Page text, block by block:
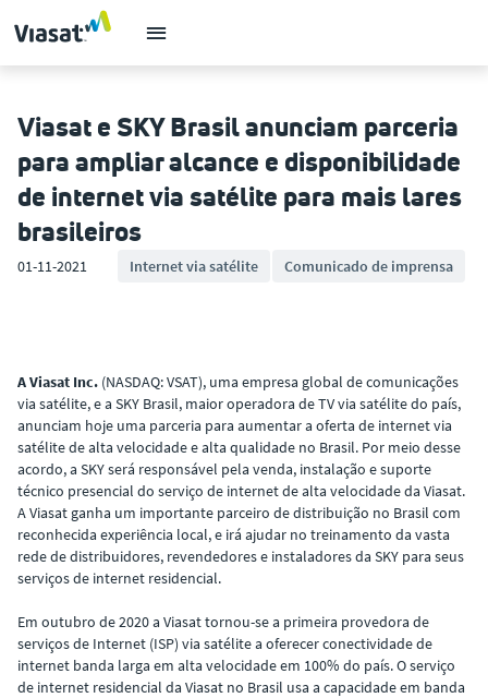
Viasat e SKY Brasil anunciam parceria
para ampliar alcance e disponibilidade
de internet via satélite para mais lares
brasileiros
01-11-2021 Internet via satélite Comunicado de imprensa
A Viasat Inc. (NASDAQ: VSAT), uma empresa global de comunicações
via satélite, e a SKY Brasil, maior operadora de TV via satélite do país,
anunciam hoje uma parceria para aumentar a oferta de internet via
satélite de alta velocidade e alta qualidade no Brasil. Por meio desse
acordo, a SKY será responsável pela venda, instalação e suporte
técnico presencial do serviço de internet de alta velocidade da Viasat.
A Viasat ganha um importante parceiro de distribuição no Brasil com
reconhecida experiência local, e irá ajudar no treinamento da vasta
rede de distribuidores, revendedores e instaladores da SKY para seus
serviços de internet residencial.
Em outubro de 2020 a Viasat tornou-se a primeira provedora de
serviços de Internet (ISP) via satélite a oferecer conectividade de
internet banda larga em alta velocidade em 100% do país. O serviço
de internet residencial da Viasat no Brasil usa a capacidade em banda